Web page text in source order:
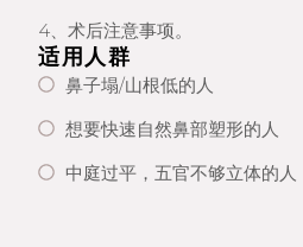
4、术后注意事项。
适用人群
鼻子塌/山根低的人
想要快速自然鼻部塑形的人
中庭过平，五官不够立体的人